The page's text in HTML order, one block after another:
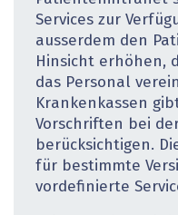
Services zur
ausserdem den
Hinsicht erhöhen,
das Personal
Krankenkassen
Vorschriften bei
berücksichtigen.
für bestimmte
vordefinierte